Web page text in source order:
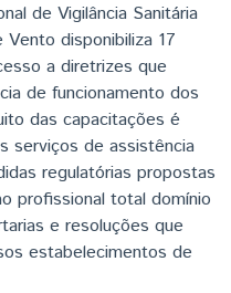
de Vigilância Sanitária
disponibiliza 17
a diretrizes que
de funcionamento dos
das capacitações é
serviços de assistência
regulatórias propostas
profissional total domínio
e resoluções que
estabelecimentos de